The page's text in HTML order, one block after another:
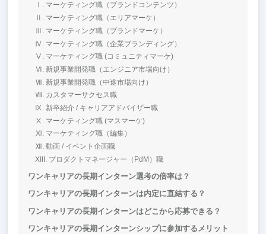
Ⅰ. マーケティング職︎（ブランドコンテンツ）
Ⅱ. マーケティング職（エリアマーケ）
Ⅲ. マーケティング職（ブランドマーケ）
Ⅳ. マーケティング職（企業ブランディング）
Ⅴ. マーケティング職 (コミュニティマーケ)
Ⅵ. 新規事業開発職（エンジニア市場向け）
Ⅶ. 新規事業開発職（中途市場向け）
Ⅷ. カスタマーサクセス職
Ⅸ. 新卒紹介 / キャリアアドバイザー職
Ⅹ. マーケティング職 (マスマーケ)
Ⅺ. マーケティング職（編集）
Ⅻ. 動画 / イベント企画職
XIII. プロダクトマネージャー（PdM）職
ワンキャリアの長期インターン選考の倍率は？
ワンキャリアの長期インターンは内定に直結する？
ワンキャリアの長期インターンはどこから応募できる？
ワンキャリアの長期インターンシップに参加するメリット